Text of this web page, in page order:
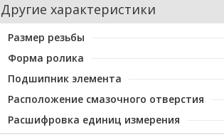
Другие характеристики
Размер резьбы
Форма ролика
Подшипник элемента
Расположение смазочного отверстия
Расшифровка единиц измерения